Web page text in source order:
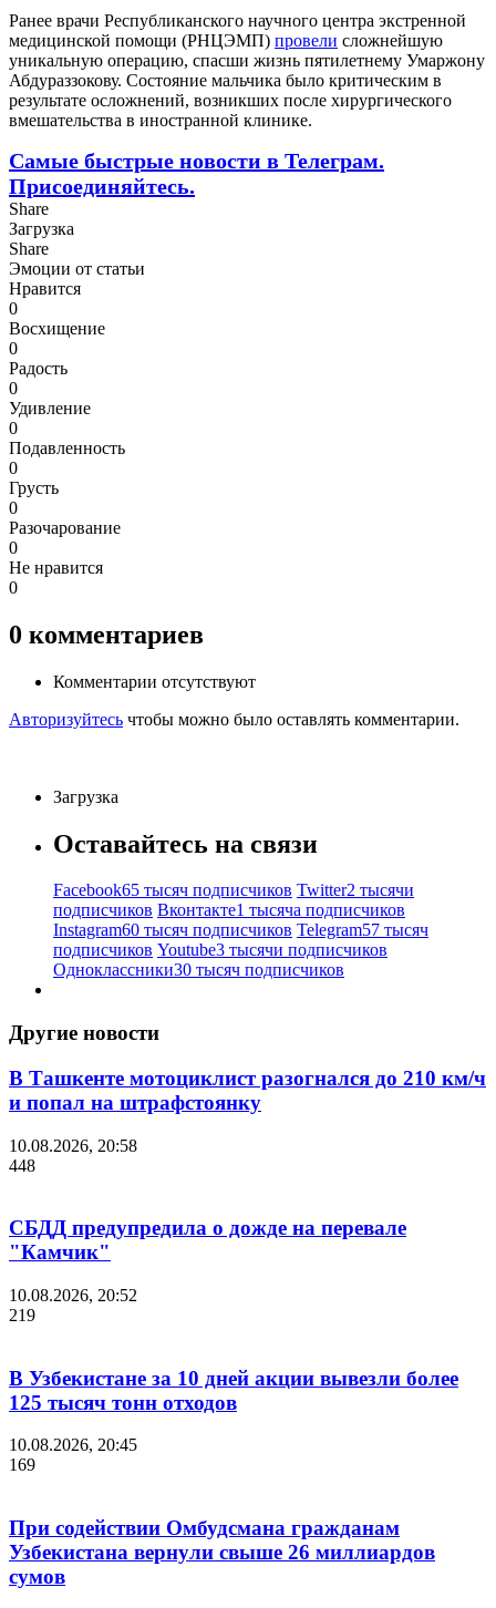
Ранее врачи Республиканского научного центра экстренной
медицинской помощи (РНЦЭМП) провели сложнейшую
уникальную операцию, спасши жизнь пятилетнему Умаржону
Абдураззокову. Состояние мальчика было критическим в
результате осложнений, возникших после хирургического
вмешательства в иностранной клинике.
Самые быстрые новости в Телеграм.
Присоединяйтесь.
Share
Загрузка
Share
Эмоции от статьи
Нравится
0
Восхищение
0
Радость
0
Удивление
0
Подавленность
0
Грусть
0
Разочарование
0
Не нравится
0
0 комментариев
Комментарии отсутствуют
Авторизуйтесь чтобы можно было оставлять комментарии.
Загрузка
Оставайтесь на связи
Facebook65 тысяч подписчиков Twitter2 тысячи
подписчиков Вконтакте1 тысяча подписчиков
Instagram60 тысяч подписчиков Telegram57 тысяч
подписчиков Youtube3 тысячи подписчиков
Одноклассники30 тысяч подписчиков
Другие новости
В Ташкенте мотоциклист разогнался до 210 км/ч
и попал на штрафстоянку
10.08.2026, 20:58
448
СБДД предупредила о дожде на перевале
"Камчик"
10.08.2026, 20:52
219
В Узбекистане за 10 дней акции вывезли более
125 тысяч тонн отходов
10.08.2026, 20:45
169
При содействии Омбудсмана гражданам
Узбекистана вернули свыше 26 миллиардов
сумов